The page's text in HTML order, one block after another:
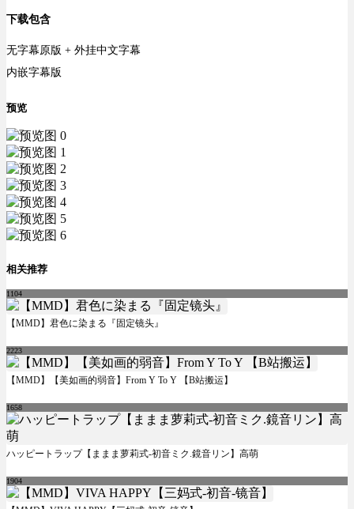
下载包含
无字幕原版 + 外挂中文字幕
内嵌字幕版
预览
相关推荐
1104
【MMD】君色に染まる『固定镜头』
2223
【MMD】【美如画的弱音】From Y To Y 【B站搬运】
1658
ハッピートラップ【ままま萝莉式-初音ミク.鏡音リン】高萌
1904